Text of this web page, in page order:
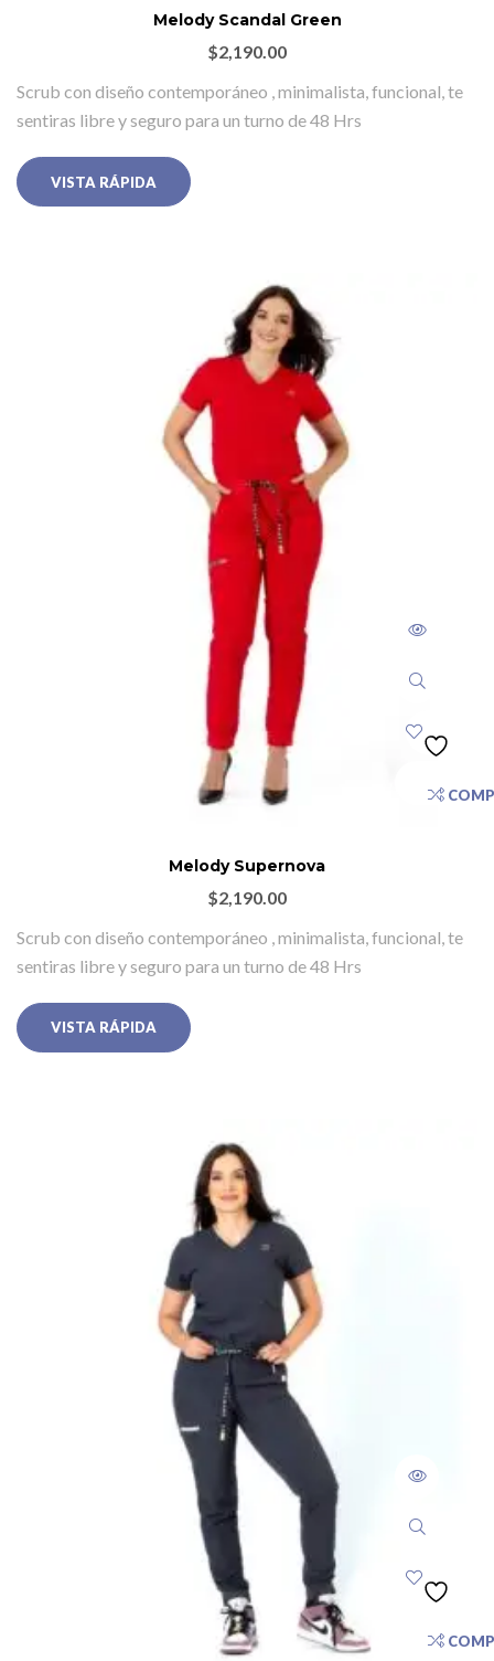
Melody Scandal Green
$2,190.00
Scrub con diseño contemporáneo , minimalista, funcional, te
sentiras libre y seguro para un turno de 48 Hrs
VISTA RÁPIDA
Melody Supernova
$2,190.00
Scrub con diseño contemporáneo , minimalista, funcional, te
sentiras libre y seguro para un turno de 48 Hrs
VISTA RÁPIDA